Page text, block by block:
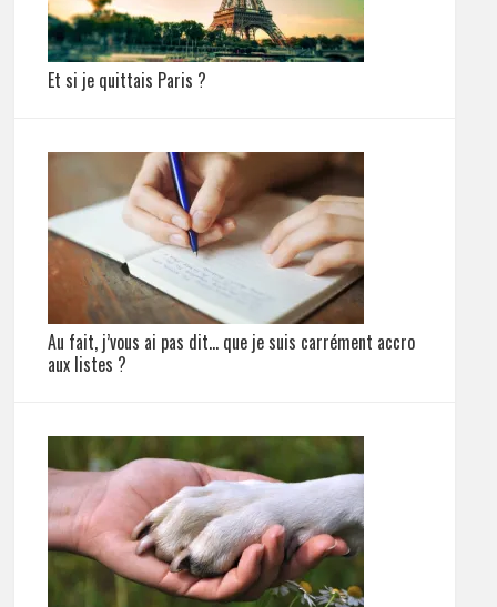
Et si je quittais Paris ?
Au fait, j’vous ai pas dit… que je suis carrément accro
aux listes ?